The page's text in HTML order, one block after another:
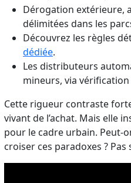
Dérogation extérieure,
délimitées dans les
Découvrez les règles
dédiée.
Les distributeurs
mineurs, via
Cette rigueur contraste
vivant de l’achat. Mais elle
pour le cadre urbain. Peut-
croiser ces paradoxes ? Pas